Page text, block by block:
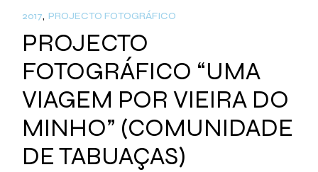
2017 PROJECTO FOTOGRÁFICO
PROJECTO
FOTOGRÁFICO “UMA
VIAGEM POR VIEIRA DO
MINHO” (COMUNIDADE
DE TABUAÇAS)